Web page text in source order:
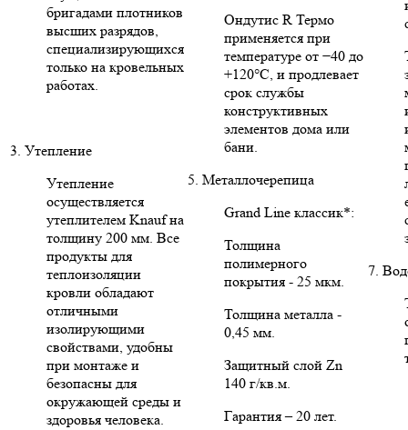
бригадами плотников
высших разрядов,
специализирующихся
только на кровельных
работах.
3. Утепление
Утепление
осуществляется
утеплителем Knauf на
толщину 200 мм. Все
продукты для
теплоизоляции
кровли обладают
отличными
изолирующими
свойствами, удобны
при монтаже и
безопасны для
окружающей среды и
здоровья человека.
Ондутис R Термо
применяется при
температуре от −40 до
+120°C, и продлевает
срок службы
конструктивных
элементов дома или
бани.
5. Металлочерепица
Grand Line классик*:
Толщина
полимерного
покрытия - 25 мкм.
Толщина металла -
0,45 мм.
Защитный слой Zn
140 г/кв.м.
Гарантия – 20 лет.
7.